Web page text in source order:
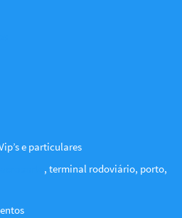
e particulares
, terminal rodoviário, porto,